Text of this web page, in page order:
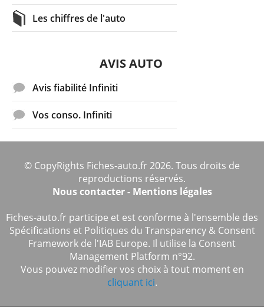
Les chiffres de l'auto
AVIS AUTO
Avis fiabilité Infiniti
Vos conso. Infiniti
© CopyRights Fiches-auto.fr 2026. Tous droits de
reproductions réservés.
Nous contacter - Mentions légales
Fiches-auto.fr participe et est conforme à l'ensemble des
Spécifications et Politiques du Transparency & Consent
Framework de l'IAB Europe. Il utilise la Consent
Management Platform n°92.
Vous pouvez modifier vos choix à tout moment en
cliquant ici.